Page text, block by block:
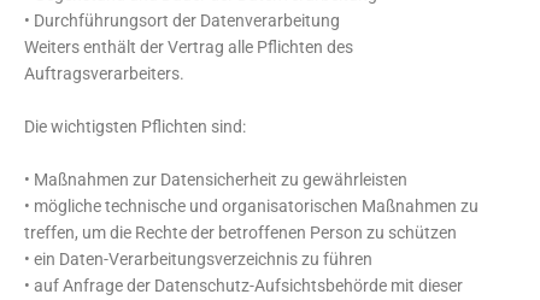
• Durchführungsort der Datenverarbeitung
Weiters enthält der Vertrag alle Pflichten des
Auftragsverarbeiters.
Die wichtigsten Pflichten sind:
• Maßnahmen zur Datensicherheit zu gewährleisten
• mögliche technische und organisatorischen Maßnahmen zu
treffen, um die Rechte der betroffenen Person zu schützen
• ein Daten-Verarbeitungsverzeichnis zu führen
• auf Anfrage der Datenschutz-Aufsichtsbehörde mit dieser